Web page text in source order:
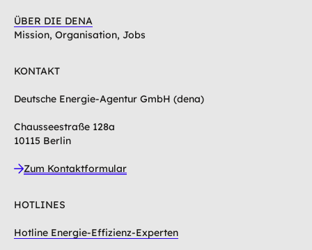
ÜBER DIE DENA
Mission, Organisation, Jobs
KONTAKT
Deutsche Energie-Agentur GmbH (dena)
Chausseestraße 128a
10115 Berlin
Zum Kontaktformular
HOTLINES
Hotline Energie-Effizienz-Experten